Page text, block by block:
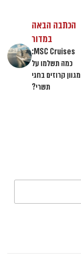
הכתבה הבאה
במדור
MSC Cruises:
כמה תשלמו על
מגוון קרוזים בחגי
תשרי?